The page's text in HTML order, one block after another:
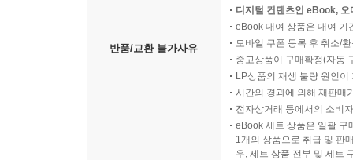
반품/교환 불가사유
디지털 컨텐츠인 eBook,
eBook 대여 상품은 대여 기
모바일 쿠폰 등록 후 취소/
중고상품이 구매확정(자동
LP상품의 재생 불량 원인
시간의 경과에 의해 재판매
전자상거래 등에서의 소비
eBook 세트 상품은 일괄 구
1개의 상품으로 취급 및 판
우, 세트 상품 전부 및 세트